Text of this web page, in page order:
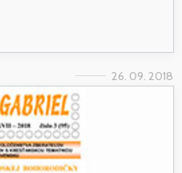
26. 09. 2018